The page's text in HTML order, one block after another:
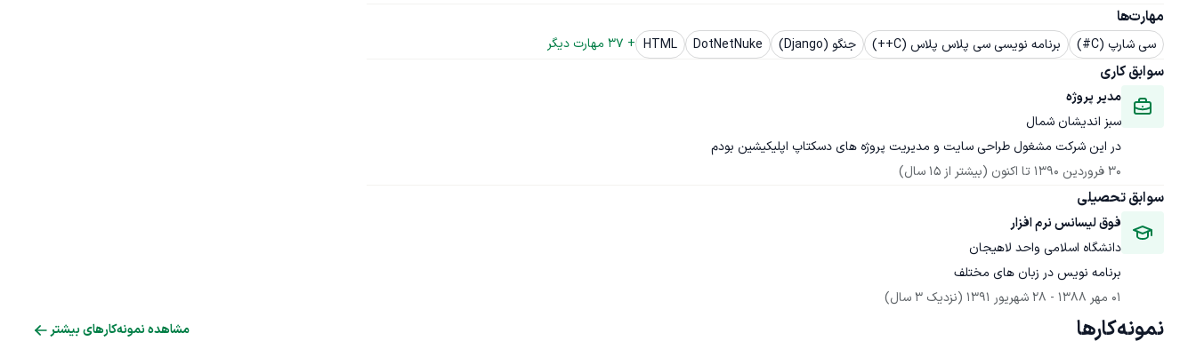
مهارت‌ها
سی شارپ (C#) برنامه نویسی سی پلاس پلاس (C++) جنگو (Django) DotNetNuke
HTML
+
37 مهارت دیگر
سوابق کاری
مدیر پروژه
سبز اندیشان شمال
در این شرکت مشغول طراحی سایت و مدیریت پروژه های دسکتاپ اپلیکیشین بودم
30 فروردین 1390
تا اکنون (بیشتر از 15 سال)
سوابق تحصیلی
فوق لیسانس نرم افزار
دانشگاه اسلامی واحد لاهیجان
برنامه نویس در زبان های مختلف
01 مهر 1388
- 28 شهریور 1391 (نزدیک 3 سال)
نمونه‌کارها مشاهده نمونه‌کارهای بیشتر